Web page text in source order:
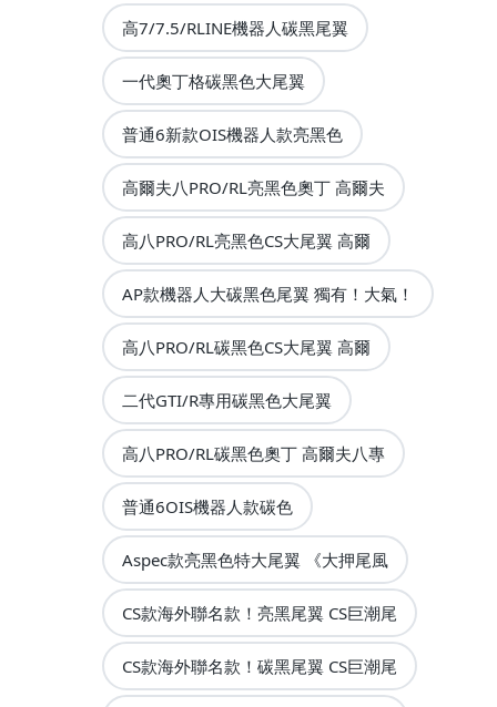
高7/7.5/RLINE機器人碳黑尾翼
一代奧丁格碳黑色大尾翼
普通6新款OIS機器人款亮黑色
高爾夫八PRO/RL亮黑色奧丁 高爾夫
高八PRO/RL亮黑色CS大尾翼 高爾
AP款機器人大碳黑色尾翼 獨有！大氣！
高八PRO/RL碳黑色CS大尾翼 高爾
二代GTI/R專用碳黑色大尾翼
高八PRO/RL碳黑色奧丁 高爾夫八專
普通6OIS機器人款碳色
Aspec款亮黑色特大尾翼 《大押尾風
CS款海外聯名款！亮黑尾翼 CS巨潮尾
CS款海外聯名款！碳黑尾翼 CS巨潮尾